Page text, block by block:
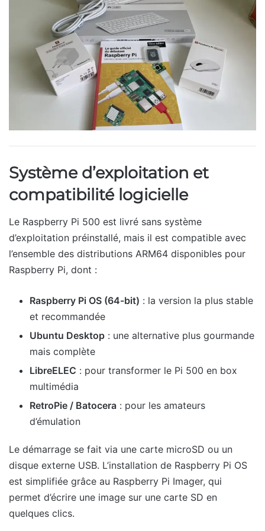
Système d’exploitation et
compatibilité logicielle
Le Raspberry Pi 500 est livré sans système
d’exploitation préinstallé, mais il est compatible avec
l’ensemble des distributions ARM64 disponibles pour
Raspberry Pi, dont :
Raspberry Pi OS (64-bit) : la version la plus stable
et recommandée
Ubuntu Desktop : une alternative plus gourmande
mais complète
LibreELEC : pour transformer le Pi 500 en box
multimédia
RetroPie / Batocera : pour les amateurs
d’émulation
Le démarrage se fait via une carte microSD ou un
disque externe USB. L’installation de Raspberry Pi OS
est simplifiée grâce au Raspberry Pi Imager, qui
permet d’écrire une image sur une carte SD en
quelques clics.